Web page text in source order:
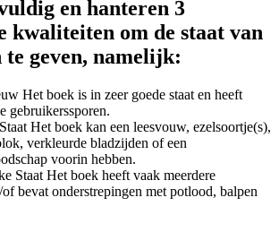
en hanteren 3
kwaliteiten om de staat van
te geven, namelijk:
Het boek is in zeer goede staat en heeft
gebruikerssporen.
Het boek kan een leesvouw, ezelsoortje(s),
verkleurde bladzijden of een
voorin hebben.
Staat Het boek heeft vaak meerdere
bevat onderstrepingen met potlood, balpen